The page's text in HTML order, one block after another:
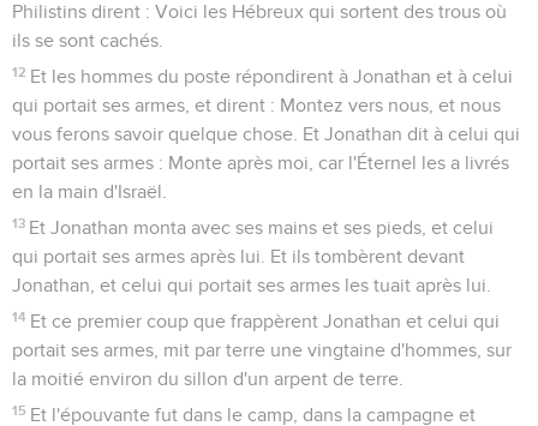
Philistins dirent : Voici les Hébreux qui sortent des trous où
ils se sont cachés.
12 Et les hommes du poste répondirent à Jonathan et à celui
qui portait ses armes, et dirent : Montez vers nous, et nous
vous ferons savoir quelque chose. Et Jonathan dit à celui qui
portait ses armes : Monte après moi, car l'Éternel les a livrés
en la main d'Israël.
13 Et Jonathan monta avec ses mains et ses pieds, et celui
qui portait ses armes après lui. Et ils tombèrent devant
Jonathan, et celui qui portait ses armes les tuait après lui.
14 Et ce premier coup que frappèrent Jonathan et celui qui
portait ses armes, mit par terre une vingtaine d'hommes, sur
la moitié environ du sillon d'un arpent de terre.
15 Et l'épouvante fut dans le camp, dans la campagne et